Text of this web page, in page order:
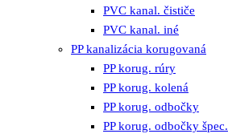
PVC kanal. čističe
PVC kanal. iné
PP kanalizácia korugovaná
PP korug. rúry
PP korug. kolená
PP korug. odbočky
PP korug. odbočky špec.